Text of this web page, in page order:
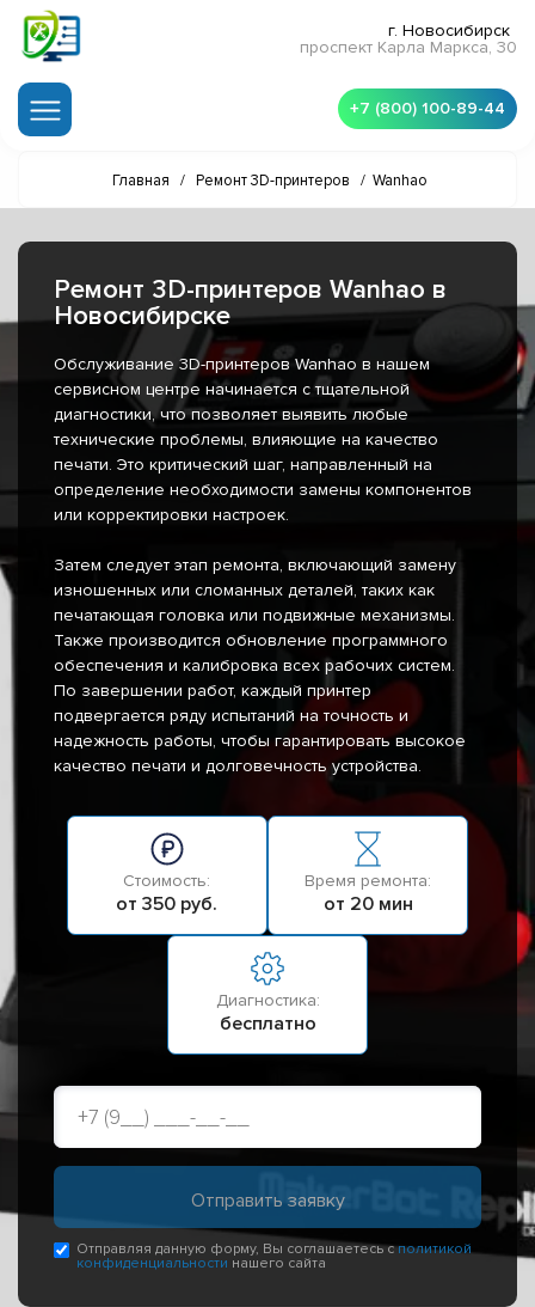
г. Новосибирск
проспект Карла Маркса, 30
+7 (800) 100-89-44
Главная / Ремонт 3D-принтеров / Wanhao
Ремонт 3D-принтеров Wanhao в
Новосибирске
Обслуживание 3D-принтеров Wanhao в нашем
сервисном центре начинается с тщательной
диагностики, что позволяет выявить любые
технические проблемы, влияющие на качество
печати. Это критический шаг, направленный на
определение необходимости замены компонентов
или корректировки настроек.
Затем следует этап ремонта, включающий замену
изношенных или сломанных деталей, таких как
печатающая головка или подвижные механизмы.
Также производится обновление программного
обеспечения и калибровка всех рабочих систем.
По завершении работ, каждый принтер
подвергается ряду испытаний на точность и
надежность работы, чтобы гарантировать высокое
качество печати и долговечность устройства.
Стоимость:
от 350 руб.
Время ремонта:
от 20 мин
Диагностика:
бесплатно
Отправляя данную форму, Вы соглашаетесь сполитикой
конфиденциальности нашего сайта